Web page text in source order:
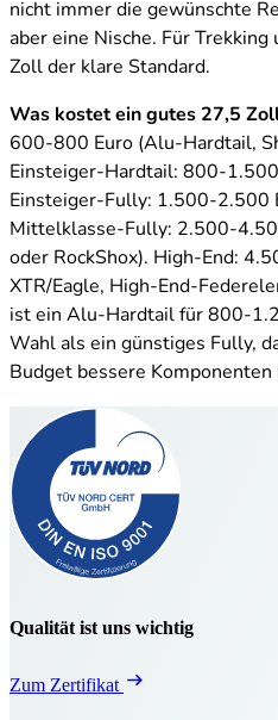
nicht immer die gewünschte
aber eine Nische. Für
Zoll der klare Standard.
Was kostet ein gutes 27,5
600-800 Euro (Alu-Hardtail,
Einsteiger-Hardtail: 800-1.500
Einsteiger-Fully: 1.500-2.500
Mittelklasse-Fully: 2.500-
oder RockShox). High-End:
XTR/Eagle, High-End-
ist ein Alu-Hardtail für 800-
Wahl als ein günstiges Fully,
Budget bessere Komponenten
Qualität ist uns wichtig
Zum Zertifikat